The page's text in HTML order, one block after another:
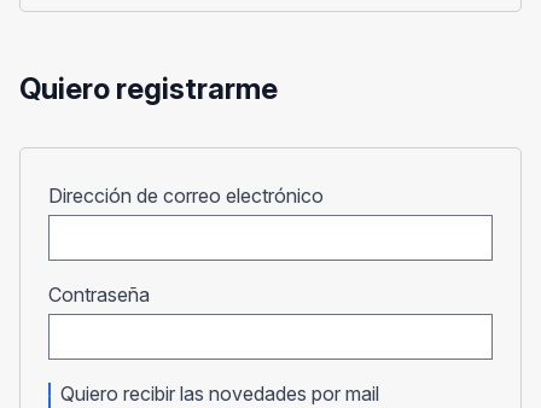
Quiero registrarme
Dirección de correo electrónico
Contraseña
Quiero recibir las novedades por mail